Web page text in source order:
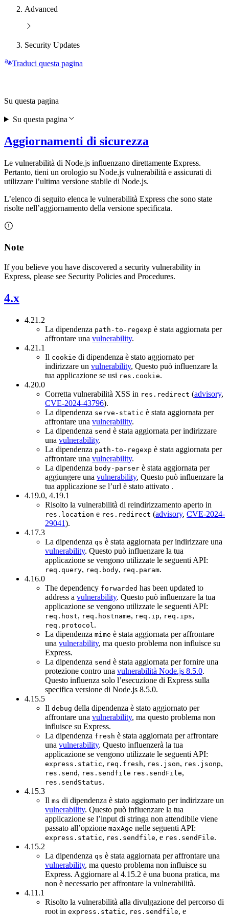
Advanced
Security Updates
Traduci questa pagina
Aggiornamenti di sicurezza
Le vulnerabilità di Node.js influenzano direttamente Express.
Pertanto, tieni un orologio su Node.js vulnerabilità e assicurati di
utilizzare l’ultima versione stabile di Node.js.
L’elenco di seguito elenca le vulnerabilità Express che sono state
risolte nell’aggiornamento della versione specificata.
Note
If you believe you have discovered a security vulnerability in
Express, please see Security Policies and Procedures.
4.x
4.21.2
La dipendenza path-to-regexp è stata aggiornata per
affrontare una vulnerability.
4.21.1
Il cookie di dipendenza è stato aggiornato per
indirizzare un vulnerability, Questo può influenzare la
tua applicazione se usi res.cookie.
4.20.0
Corretta vulnerabilità XSS in res.redirect (advisory,
CVE-2024-43796).
La dipendenza serve-static è stata aggiornata per
affrontare una vulnerability.
La dipendenza send è stata aggiornata per indirizzare
una vulnerability.
La dipendenza path-to-regexp è stata aggiornata per
affrontare una vulnerability.
La dipendenza body-parser è stata aggiornata per
aggiungere una vulnerability, Questo può influenzare la
tua applicazione se l’url è stato attivato .
4.19.0, 4.19.1
Risolto la vulnerabilità di reindirizzamento aperto in
res.location e res.redirect (advisory, CVE-2024-
29041).
4.17.3
La dipendenza qs è stata aggiornata per indirizzare una
vulnerability. Questo può influenzare la tua
applicazione se vengono utilizzate le seguenti API:
req.query, req.body, req.param.
4.16.0
The dependency forwarded has been updated to
address a vulnerability. Questo può influenzare la tua
applicazione se vengono utilizzate le seguenti API:
req.host, req.hostname, req.ip, req.ips,
req.protocol .
La dipendenza mime è stata aggiornata per affrontare
una vulnerability, ma questo problema non influisce su
Express.
La dipendenza send è stata aggiornata per fornire una
protezione contro una vulnerabilità Node.js 8.5.0.
Questo influenza solo l’esecuzione di Express sulla
specifica versione di Node.js 8.5.0.
4.15.5
Il debug della dipendenza è stato aggiornato per
affrontare una vulnerability, ma questo problema non
influisce su Express.
La dipendenza fresh è stata aggiornata per affrontare
una vulnerability. Questo influenzerà la tua
applicazione se vengono utilizzate le seguenti API:
express.static, req.fresh, res.json, res.jsonp,
res.send , res.sendfile res.sendFile,
res.sendStatus.
4.15.3
Il ms di dipendenza è stato aggiornato per indirizzare un
vulnerability. Questo può influenzare la tua
applicazione se l’input di stringa non attendibile viene
passato all’opzione maxAge nelle seguenti API:
express.static, res.sendfile, e res.sendFile.
4.15.2
La dipendenza qs è stata aggiornata per affrontare una
vulnerability, ma questo problema non influisce su
Express. Aggiornare al 4.15.2 è una buona pratica, ma
non è necessario per affrontare la vulnerabilità.
4.11.1
Risolto la vulnerabilità alla divulgazione del percorso di
root in express.static, res.sendfile, e
Su questa pagina
Su questa pagina